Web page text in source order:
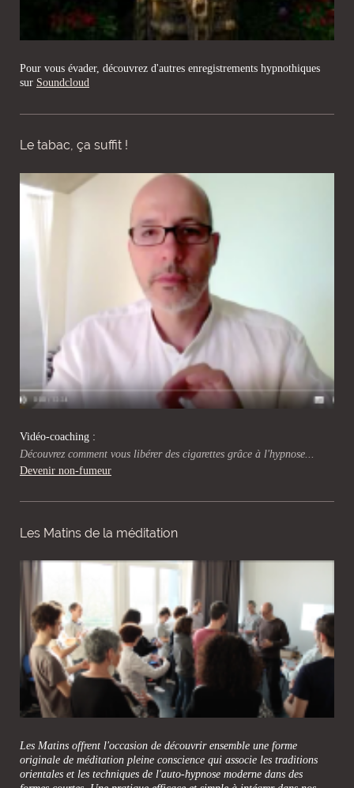
Pour vous évader, découvrez d'autres enregistrements hypnothiques
sur Soundcloud
Le tabac, ça suffit !
Vidéo-coaching :
Découvrez comment vous libérer des cigarettes grâce à l'hypnose...
Devenir non-fumeur
Les Matins de la méditation
Les Matins offrent l'occasion de découvrir ensemble une forme
originale de méditation pleine conscience qui associe les traditions
orientales et les techniques de l'auto-hypnose moderne dans des